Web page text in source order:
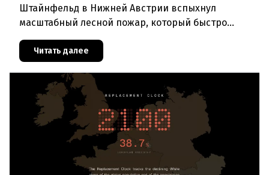
Штайнфельд в Нижней Австрии вспыхнул
масштабный лесной пожар, который быстро
В ходе тушения пострадали шесте
Читать далее